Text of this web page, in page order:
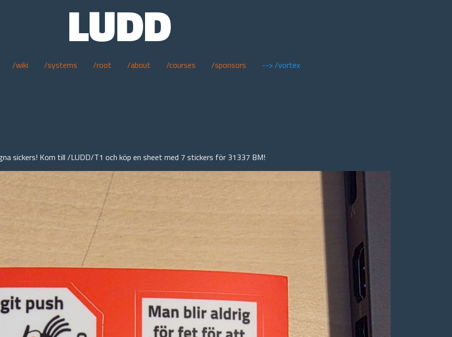
LUDD
/wiki /systems /root /about /courses /sponsors --> /vortex
sickers! Kom till /LUDD/T1 och köp en sheet med 7 stickers för 31337 BM!